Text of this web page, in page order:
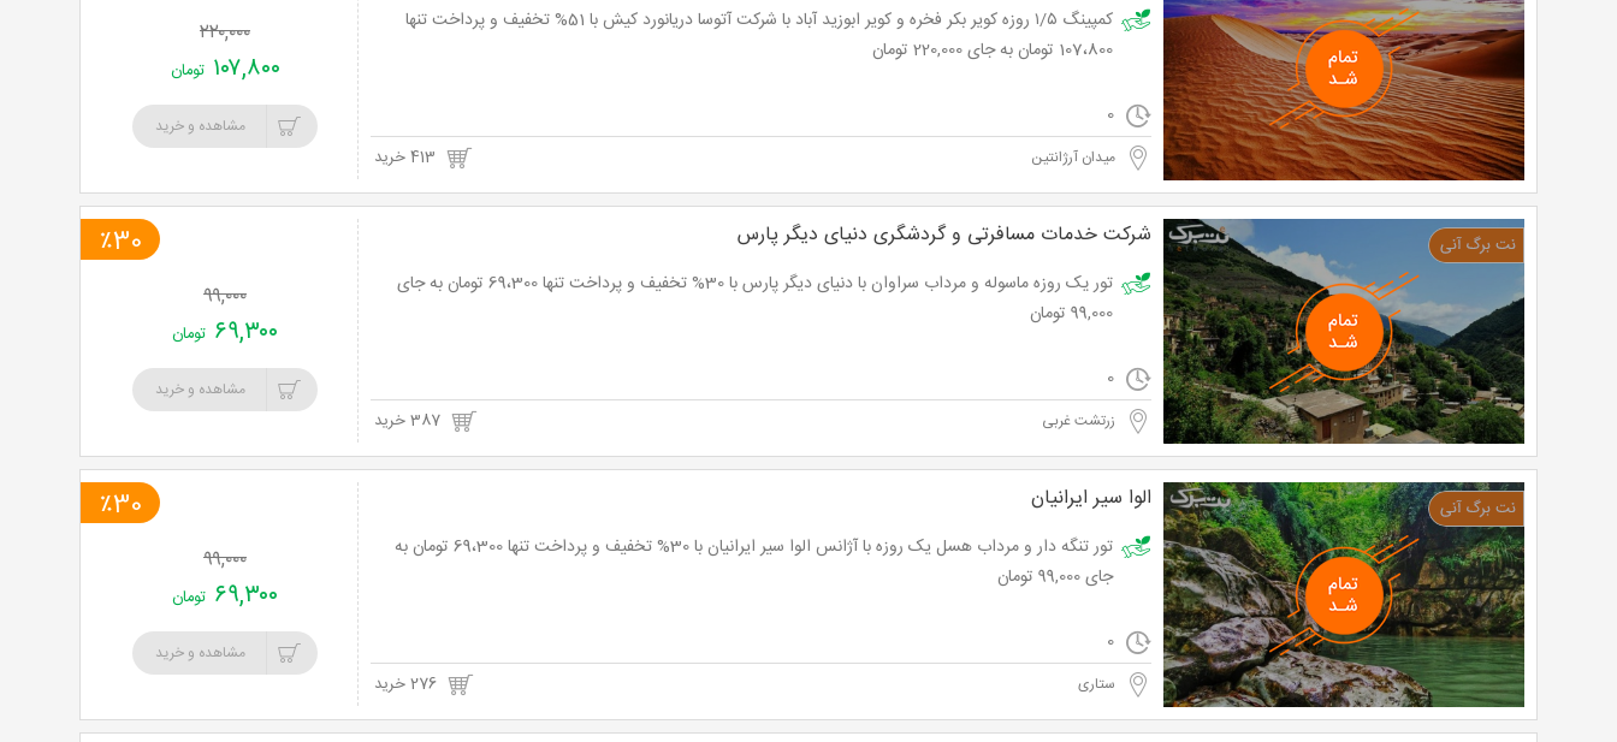
کمپینگ ۱/۵ روزه کویر بکر فخره و کویر ابوزید آباد با شرکت آتوسا دریانورد کیش با 51% تخفیف و پرداخت تنها
107،800 تومان به جای 220,000 تومان
0
میدان آرژانتین
۲۲۰,۰۰۰
۱۰۷,۸۰۰ تومان
مشاهده و خرید
شرکت خدمات مسافرتی و گردشگری دنیای دیگر پارس
تور يک روزه ماسوله و مرداب سراوان با دنیای دیگر پارس با 30% تخفیف و پرداخت تنها 69،300 تومان به جای
99,000 تومان
0
زرتشت غربی 387 خرید
٪30
۹۹,۰۰۰
۶۹,۳۰۰ تومان
مشاهده و خرید
الوا سیر ایرانیان
تور تنگه دار و مرداب هسل یک روزه با آژانس الوا سیر ایرانیان با 30% تخفیف و پرداخت تنها 69،300 تومان به
جای 99,000 تومان
0
ستاری 276 خرید
٪30
۹۹,۰۰۰
۶۹,۳۰۰ تومان
مشاهده و خرید